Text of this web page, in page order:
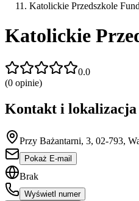
Katolickie Przedszkole
Katolickie
0.0
(0 opinie)
Kontakt i lokalizacja
Przy Bażantarni, 3, 02-793,
Pokaż E-mail
Brak
Wyświetl numer